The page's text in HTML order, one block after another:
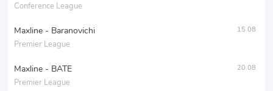
Conference League
Maxline - Baranovichi
Premier League
15.08
Maxline - BATE
Premier League
20.08